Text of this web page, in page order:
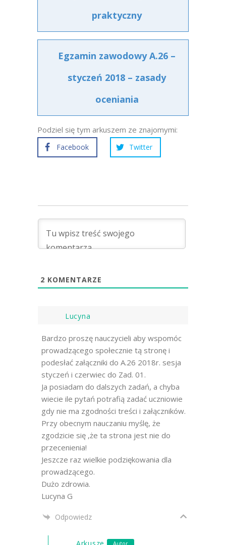
praktyczny
Egzamin zawodowy A.26 –
styczeń 2018 – zasady
oceniania
Podziel się tym arkuszem ze znajomymi:
Facebook Twitter
2 KOMENTARZE
Lucyna
Bardzo proszę nauczycieli aby wspomóc
prowadzącego społecznie tą stronę i
podesłać załączniki do A.26 2018r. sesja
styczeń i czerwiec do Zad. 01.
Ja posiadam do dalszych zadań, a chyba
wiecie ile pytań potrafią zadać uczniowie
gdy nie ma zgodności treści i załączników.
Przy obecnym nauczaniu myślę, że
zgodzicie się ,że ta strona jest nie do
przecenienia!
Jeszcze raz wielkie podziękowania dla
prowadzącego.
Dużo zdrowia.
Lucyna G
Odpowiedz
Autor